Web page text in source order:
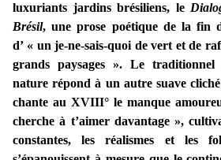
luxuriants jardins brésiliens, le
Brésil, une prose poétique de la fin
d’ « un je-ne-sais-quoi de vert et de
grands paysages ». Le
nature répond à un autre suave
chante au XVIII° le manque
cherche à t’aimer davantage »,
constantes, les réalismes et les